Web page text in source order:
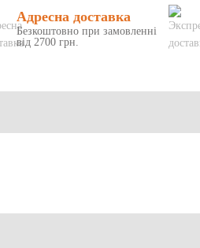
Адресна доставка
Безкоштовно при замовленні
від 2700 грн.